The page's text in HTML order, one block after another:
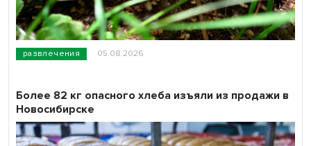
развлечения 05.08.2026
Более 82 кг опасного хлеба изъяли из продажи в
Новосибирске